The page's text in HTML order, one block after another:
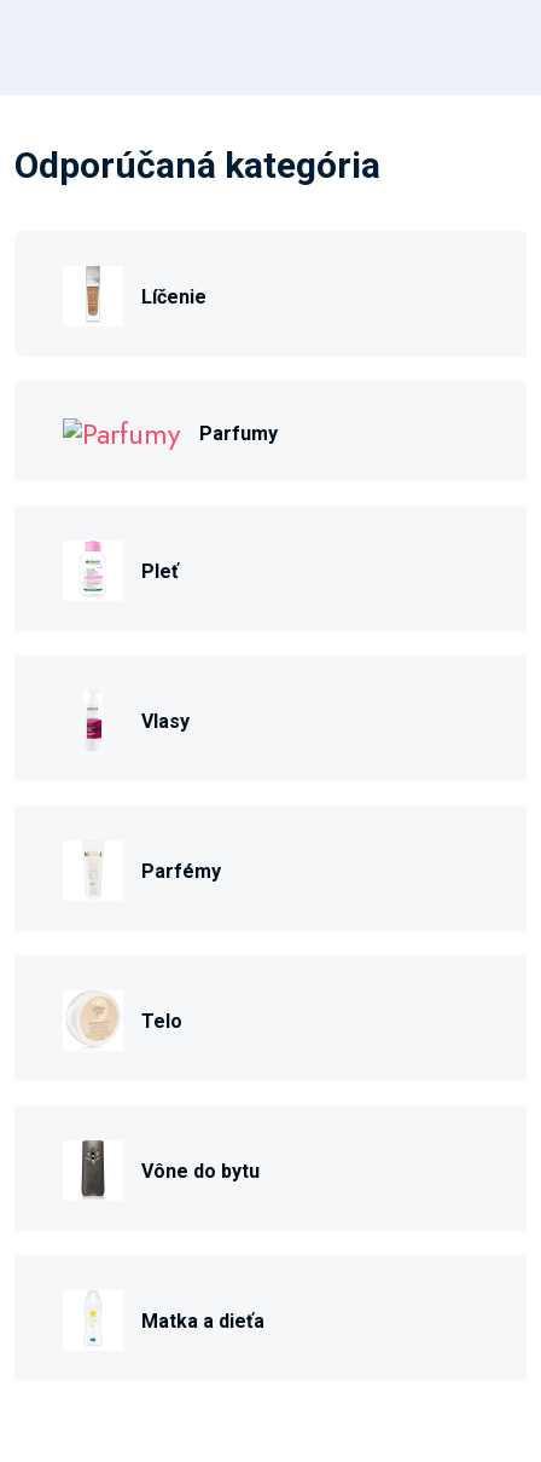
Odporúčaná kategória
Líčenie
Parfumy
Pleť
Vlasy
Parfémy
Telo
Vône do bytu
Matka a dieťa